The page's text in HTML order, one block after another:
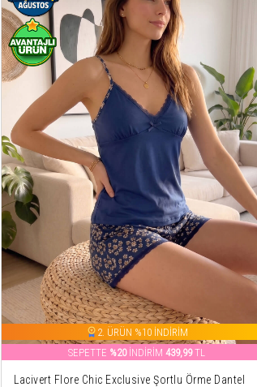
2. ÜRÜN %10 İNDİRİM
SEPETTE %20İNDİRİM 439,99TL
Lacivert Flore Chic Exclusive Şortlu Örme Dantel